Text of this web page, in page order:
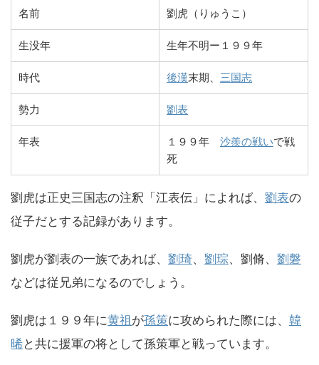
名前 劉虎（りゅうこ）
生没年 生年不明ー１９９年
時代 後漢末期、 三国志
勢力 劉表
年表 １９９年 沙羨の戦いで戦
死
劉虎は正史三国志の注釈「江表伝」によれば、 劉表の
従子だとする記録があります。
劉虎が劉表の一族であれば、 劉琦、 劉琮、劉脩、 劉磐
などは従兄弟になるのでしょう。
劉虎は１９９年に黄祖 が孫策に攻められた際には、 韓
晞と共に援軍の将として孫策軍と戦っています。